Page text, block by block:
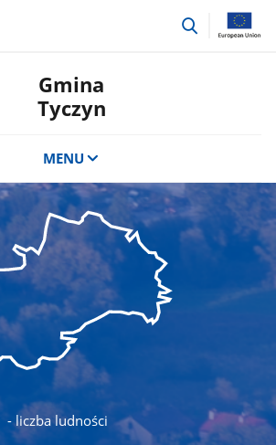
przejdź
Gmina
Tyczyn
MENU
- liczba ludności